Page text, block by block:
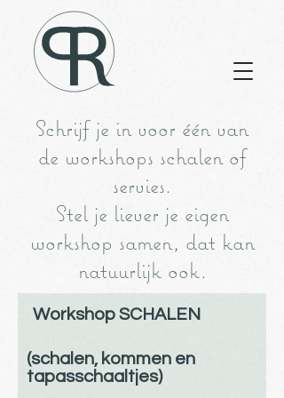
Schrijf je in voor één van
de workshops schalen of
servies.
Stel je liever je eigen
workshop samen, dat kan
natuurlijk ook.
Workshop SCHALEN
(schalen, kommen en
tapasschaaltjes)